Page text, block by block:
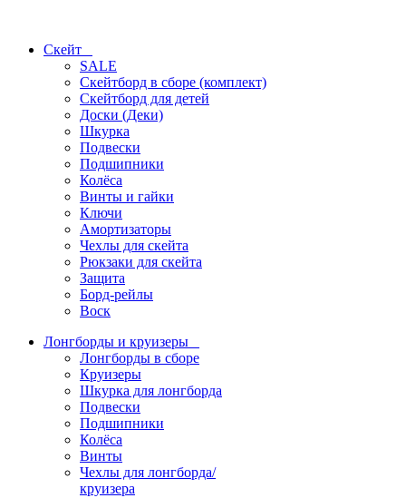
Скейт
SALE
Скейтборд в сборе (комплект)
Скейтборд для детей
Доски (Деки)
Шкурка
Подвески
Подшипники
Колёса
Винты и гайки
Ключи
Амортизаторы
Чехлы для скейта
Рюкзаки для скейта
Защита
Борд-рейлы
Воск
Лонгборды и круизеры
Лонгборды в сборе
Круизеры
Шкурка для лонгборда
Подвески
Подшипники
Колёса
Винты
Чехлы для лонгборда/
круизера